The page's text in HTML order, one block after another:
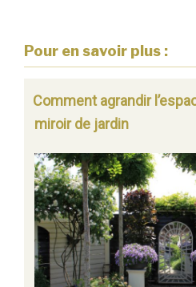
Pour en savoir plus :
Comment agrandir
miroir de jardin